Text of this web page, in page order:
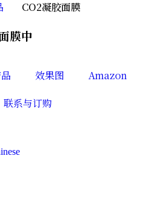
效果图
Amazon
联系与订购
CO2凝胶面膜
膜中